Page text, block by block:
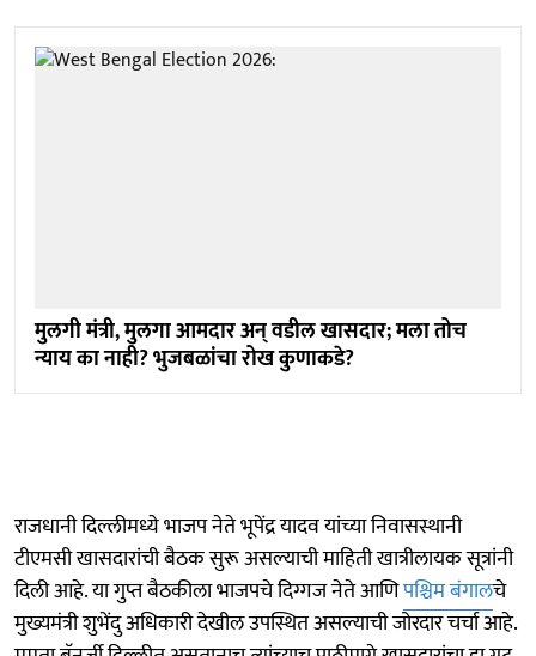
मुलगी मंत्री, मुलगा आमदार अन् वडील खासदार; मला तोच
न्याय का नाही? भुजबळांचा रोख कुणाकडे?
राजधानी दिल्लीमध्ये भाजप नेते भूपेंद्र यादव यांच्या निवासस्थानी
टीएमसी खासदारांची बैठक सुरू असल्याची माहिती खात्रीलायक सूत्रांनी
दिली आहे. या गुप्त बैठकीला भाजपचे दिग्गज नेते आणिपश्चिम बंगालचे
मुख्यमंत्री शुभेंदु अधिकारी देखील उपस्थित असल्याची जोरदार चर्चा आहे.